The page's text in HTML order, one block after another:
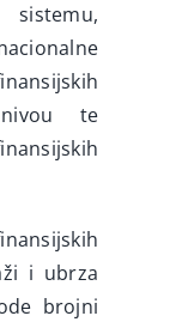
sistemu,
te
i ubrza
brojni